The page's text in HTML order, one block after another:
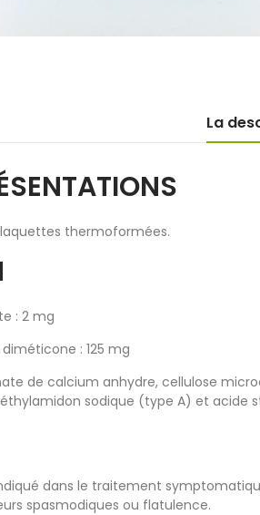
La
thermoformées.
: 2 mg
: 125 mg
de calcium anhydre, cellulose
sodique (type A) et acide
dans le traitement
spasmodiques ou flatulence.